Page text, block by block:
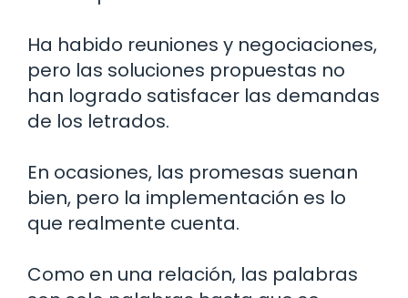
Ha habido reuniones y negociaciones,
pero las soluciones propuestas no
han logrado satisfacer las demandas
de los letrados.
En ocasiones, las promesas suenan
bien, pero la implementación es lo
que realmente cuenta.
Como en una relación, las palabras